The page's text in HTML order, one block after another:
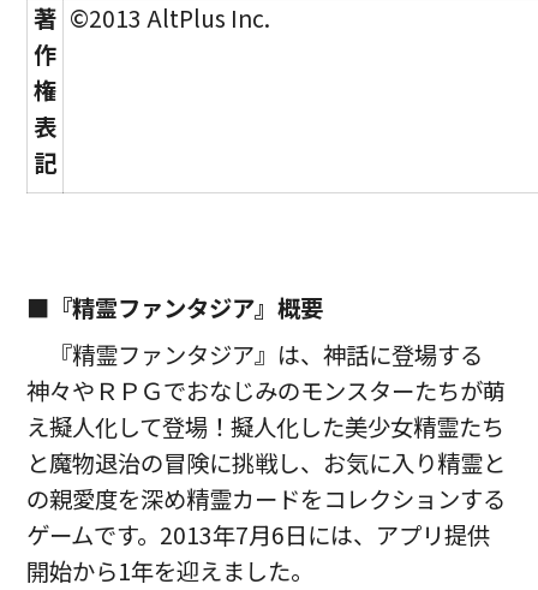
著
作
権
表
記
©2013 AltPlus Inc.
■『精霊ファンタジア』概要
『精霊ファンタジア』は、神話に登場する
神々やＲＰＧでおなじみのモンスターたちが萌
え擬人化して登場！擬人化した美少女精霊たち
と魔物退治の冒険に挑戦し、お気に入り精霊と
の親愛度を深め精霊カードをコレクションする
ゲームです。2013年7月6日には、アプリ提供
開始から1年を迎えました。